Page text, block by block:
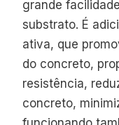
grande
substrato. É
ativa, que
do concreto,
resistência,
concreto,